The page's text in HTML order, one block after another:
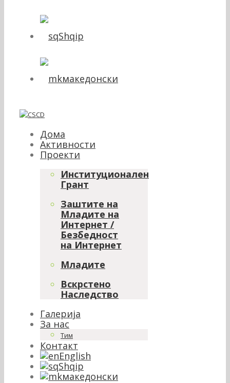
Shqip
македонски
Дома
Активности
Проекти
Институционален
Грант
Заштите на
Младите на
Интернет /
Безбедност
на Интернет
Младите
Вскрстено
Наследство
Галерија
За нас
Тим
Контакт
English
Shqip
македонски